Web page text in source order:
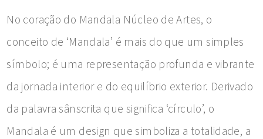
No coração do Mandala Núcleo de Artes, o
conceito de ‘Mandala’ é mais do que um simples
símbolo; é uma representação profunda e vibrante
da jornada interior e do equilíbrio exterior. Derivado
da palavra sânscrita que significa ‘círculo’, o
Mandala é um design que simboliza a totalidade, a